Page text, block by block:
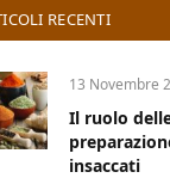
RECENTI
13 Novembre
Il ruolo
insaccati